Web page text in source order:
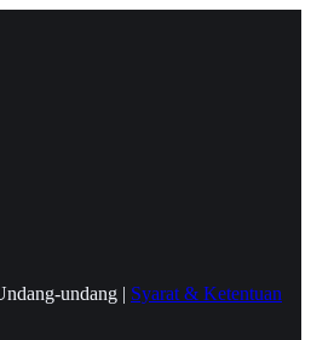
undang | Syarat & Ketentuan